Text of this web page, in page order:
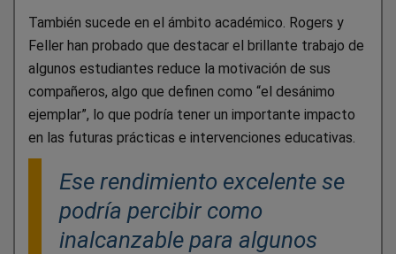
También sucede en el ámbito académico. Rogers y
Feller han probado que destacar el brillante trabajo de
algunos estudiantes reduce la motivación de sus
compañeros, algo que definen como “el desánimo
ejemplar”, lo que podría tener un importante impacto
en las futuras prácticas e intervenciones educativas.
Ese rendimiento excelente se
podría percibir como
inalcanzable para algunos